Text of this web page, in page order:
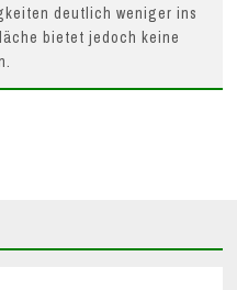
deutlich weniger ins
bietet jedoch keine